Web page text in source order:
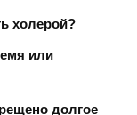
холерой?
или
долгое